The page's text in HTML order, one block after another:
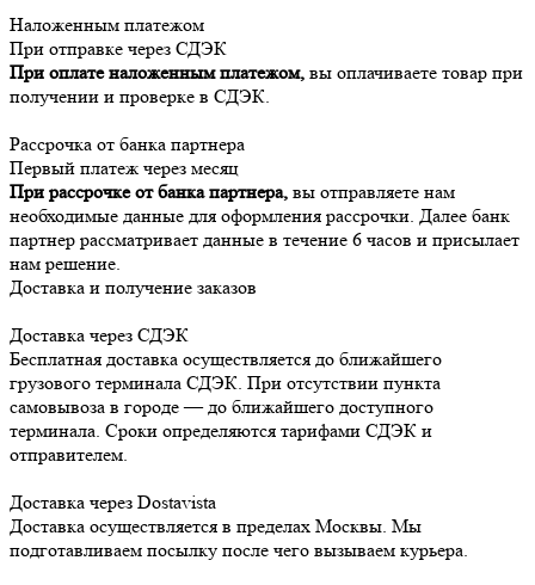
Наложенным платежом
При отправке через СДЭК
При оплате наложенным платежом, вы оплачиваете товар при
получении и проверке в СДЭК.
Рассрочка от банка партнера
Первый платеж через месяц
При рассрочке от банка партнера, вы отправляете нам
необходимые данные для оформления рассрочки. Далее банк
партнер рассматривает данные в течение 6 часов и присылает
нам решение.
Доставка и получение заказов
Доставка через СДЭК
Бесплатная доставка осуществляется до ближайшего
грузового терминала СДЭК. При отсутствии пункта
самовывоза в городе — до ближайшего доступного
терминала. Сроки определяются тарифами СДЭК и
отправителем.
Доставка через Dostavista
Доставка осуществляется в пределах Москвы. Мы
подготавливаем посылку после чего вызываем курьера.